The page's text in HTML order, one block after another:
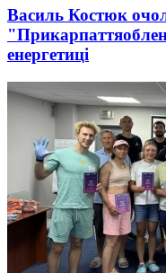
Василь Костюк
енергетиці